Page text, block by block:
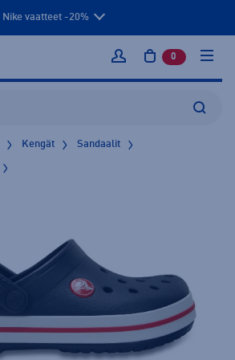
Nike vaatteet -20%
Kirjaudu sisään
0 tuotetta
Kengät Sandaalit